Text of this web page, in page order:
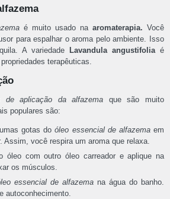
é muito usado na aromaterapia. Você
para espalhar o aroma pelo ambiente. Isso
A variedade
Lavandula angustifoliaé
terapêuticas.
de aplicação da alfazema que são muito
populares são:
gotas doóleo essencial de alfazemaem
Assim, você respira um aroma que relaxa.
óleo com outro óleo carreador e aplique na
os músculos.
essencial de alfazemana água do banho.
autoconhecimento.